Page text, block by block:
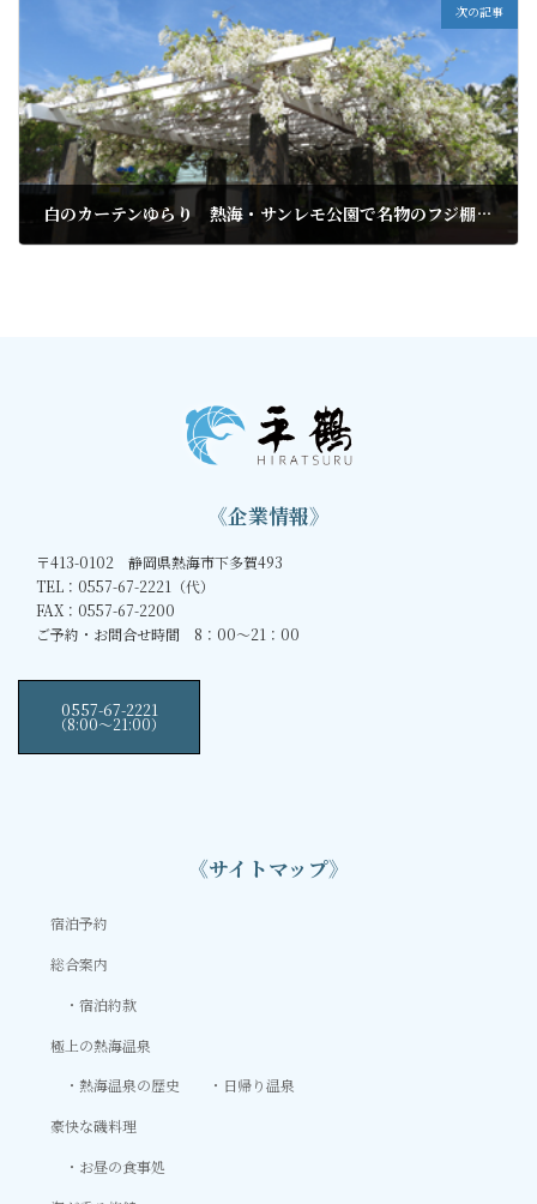
次の記事
白のカーテンゆらり 熱海・サンレモ公園で名物のフジ棚が見ごろ
《企業情報》
〒413-0102 静岡県熱海市下多賀493
TEL：0557-67-2221（代）
FAX：0557-67-2200
ご予約・お問合せ時間 8：00～21：00
0557-67-2221
（8:00〜21:00）
《サイトマップ》
宿泊予約
総合案内
宿泊約款
極上の熱海温泉
熱海温泉の歴史
日帰り温泉
豪快な磯料理
お昼の食事処